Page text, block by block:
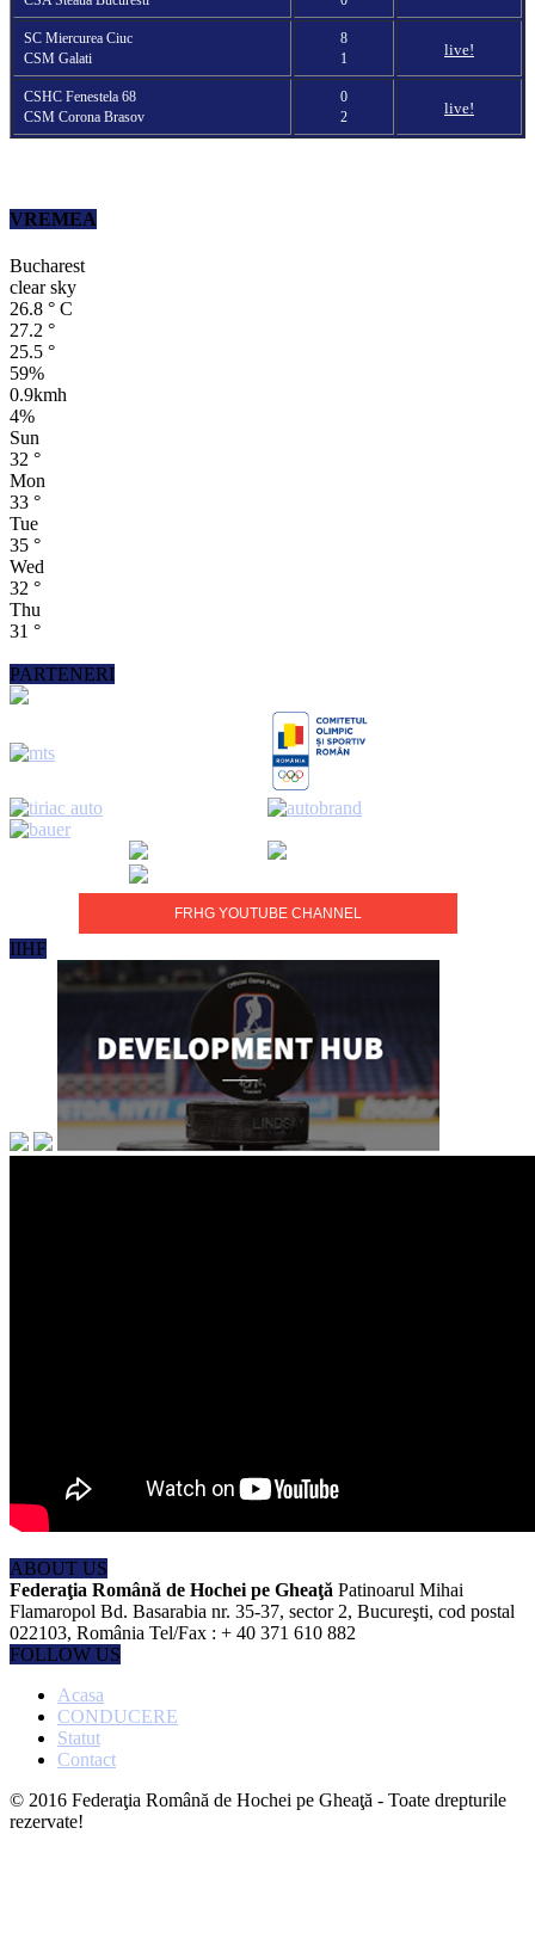
SC Miercurea Ciuc
CSM Galati
8
1
live!
CSHC Fenestela 68
CSM Corona Brasov
0
2
live!
VREMEA
Bucharest
clear sky
26.8 ° C
27.2 °
25.5 °
59%
0.9kmh
4%
Sun
32 °
Mon
33 °
Tue
35 °
Wed
32 °
Thu
31 °
PARTENERI
FRHG YOUTUBE CHANNEL
IIHF
ABOUT US
Federaţia Română de Hochei pe Gheaţă Patinoarul Mihai
Flamaropol Bd. Basarabia nr. 35-37, sector 2, Bucureşti, cod postal
022103, România Tel/Fax : + 40 371 610 882
FOLLOW US
Acasa
CONDUCERE
Statut
Contact
© 2016 Federaţia Română de Hochei pe Gheaţă - Toate drepturile
rezervate!